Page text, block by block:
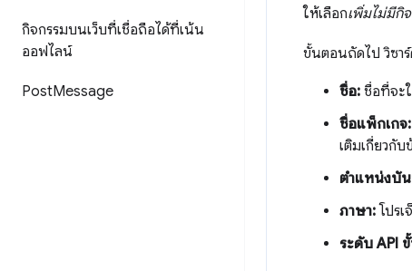
กิจกรรมบนเว็บที่เชื่อถือได้ที่เน้น
ออฟไลน์
PostMessage
ให้เลือกเพิ่มไม่มีกิ
ขั้นตอนถัดไป วิซา
ชื่อ: ชื่อที่จะ
ชื่อแพ็กเกจ:
เติมเกี่ยวกั
ตำแหน่งบั
ภาษา: โปร
ระดับ API